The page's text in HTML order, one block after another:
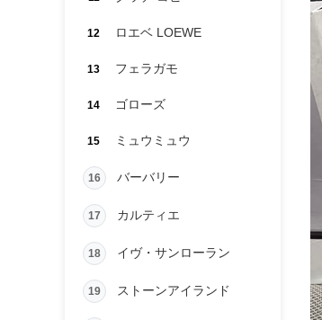
12 ロエベ LOEWE
13 フェラガモ
14 ゴローズ
15 ミュウミュウ
16 バーバリー
17 カルティエ
18 イヴ・サンローラン
19 ストーンアイランド